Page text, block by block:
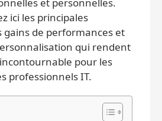
ici les principales
gains de performances et
qui rendent
pour les
professionnels IT.